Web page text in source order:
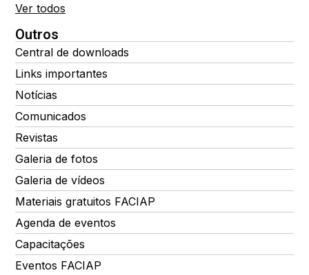
Ver todos
Outros
Central de downloads
Links importantes
Notícias
Comunicados
Revistas
Galeria de fotos
Galeria de vídeos
Materiais gratuitos FACIAP
Agenda de eventos
Capacitações
Eventos FACIAP